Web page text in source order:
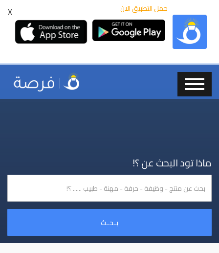
X حمل التطبيق الان
ماذا تود البحث عن ؟!
بـحـث